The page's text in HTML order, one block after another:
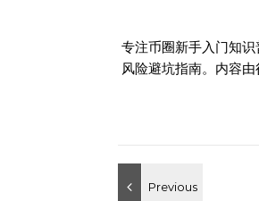
专注币圈新手入门知
风险避坑指南。内容